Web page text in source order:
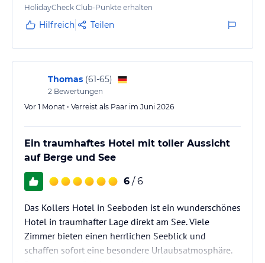
HolidayCheck Club-Punkte erhalten
Hilfreich Teilen
Thomas (61-65)
2 Bewertungen
Vor 1 Monat • Verreist als Paar im Juni 2026
Ein traumhaftes Hotel mit toller Aussicht
auf Berge und See
6 / 6
Das Kollers Hotel in Seeboden ist ein wunderschönes
Hotel in traumhafter Lage direkt am See. Viele
Zimmer bieten einen herrlichen Seeblick und
schaffen sofort eine besondere Urlaubsatmosphäre.